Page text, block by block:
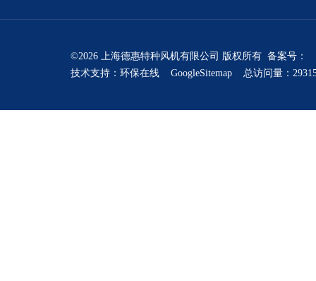
©2026 上海德惠特种风机有限公司 版权所有 备案号：
技术支持： 环保在线 GoogleSitemap 总访问量：